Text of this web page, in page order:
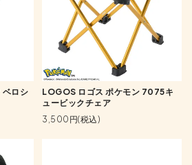
ロシ
LOGOS ロゴス ポケモン 7075キ
ュービックチェア
3,500円(税込)